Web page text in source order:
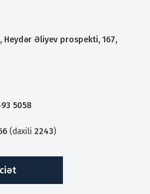
Heydər Əliyev prospekti, 167,
5058
(daxili 2243)